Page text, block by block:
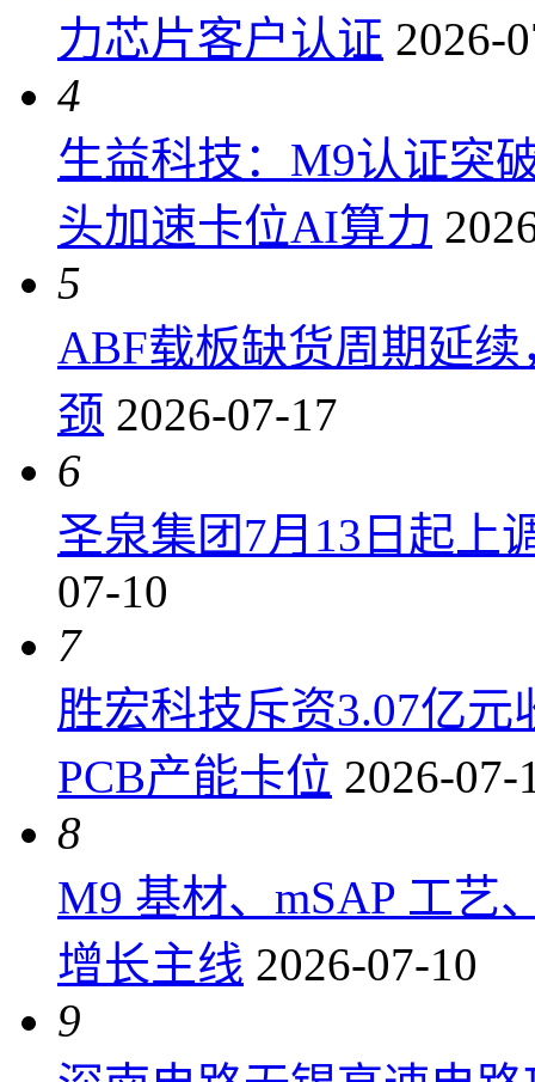
力芯片客户认证 2026-
4
生益科技：M9认证突
头加速卡位AI算力
5
ABF载板缺货周期延
颈 2026-07-17
6
圣泉集团7月13日起上
07-10
7
胜宏科技斥资3.07亿
PCB产能卡位 2026-07-
8
M9 基材、mSAP 工艺
增长主线 2026-07-10
9